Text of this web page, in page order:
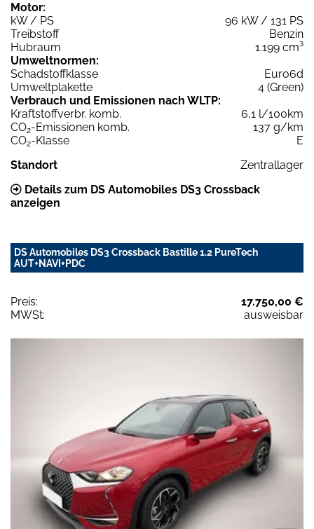
Motor:
kW / PS
96 kW / 131 PS
Treibstoff
Benzin
Hubraum
1.199 cm³
Umweltnormen:
Schadstoffklasse
Euro6d
Umweltplakette
4 (Green)
Verbrauch und Emissionen nach WLTP:
Kraftstoffverbr. komb.
6,1 l/100km
CO2-Emissionen komb.
137 g/km
CO2-Klasse
E
Standort
Zentrallager
Details zum DS Automobiles DS3 Crossback
anzeigen
DS Automobiles DS3 Crossback Bastille 1.2 PureTech
AUT+NAVI+PDC
Preis:
17.750,00 €
MWSt:
ausweisbar